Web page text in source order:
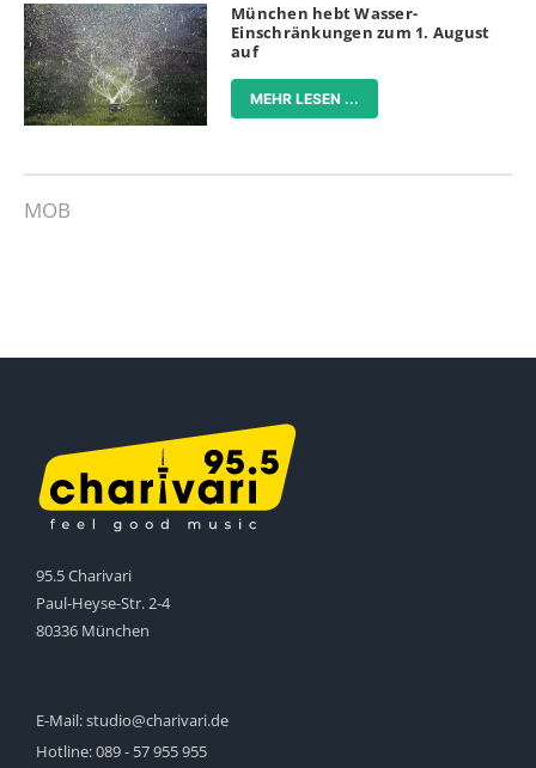
München hebt Wasser-
Einschränkungen zum 1. August
auf
MEHR LESEN ...
MOB
95.5 Charivari
Paul-Heyse-Str. 2-4
80336 München
E-Mail:studio@charivari.de
Hotline:089 - 57 955 955